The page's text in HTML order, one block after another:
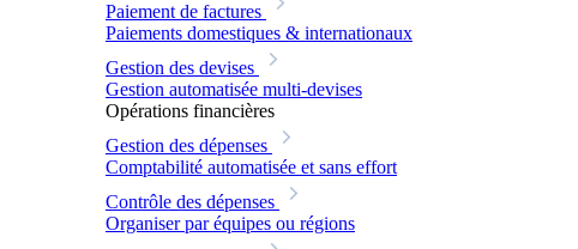
Paiement de factures
Paiements domestiques & internationaux
Gestion des devises
Gestion automatisée multi-devises
Opérations financières
Gestion des dépenses
Comptabilité automatisée et sans effort
Contrôle des dépenses
Organiser par équipes ou régions